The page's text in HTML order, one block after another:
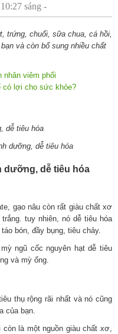
sáng -
trứng, chuối, sữa chua, cá hồi,
và còn bổ sung nhiều chất
nhân viêm phổi
có lợi cho sức khỏe?
dưỡng, dễ tiêu hóa
dưỡng, dễ tiêu hóa
gạo nâu còn rất giàu chất xơ
tuy nhiên, nó dễ tiêu hóa
bón, đầy bụng, tiêu chảy.
ngũ cốc nguyên hạt dễ tiêu
và mỳ ống.
thụ rộng rãi nhất và nó cũng
của bạn.
là một nguồn giàu chất xơ,